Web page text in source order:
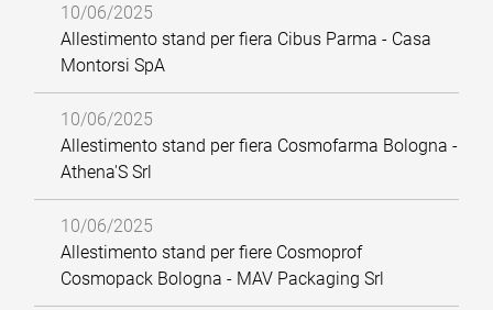
10/06/2025
Allestimento stand per fiera Cibus Parma - Casa
Montorsi SpA
10/06/2025
Allestimento stand per fiera Cosmofarma Bologna -
Athena'S Srl
10/06/2025
Allestimento stand per fiere Cosmoprof
Cosmopack Bologna - MAV Packaging Srl